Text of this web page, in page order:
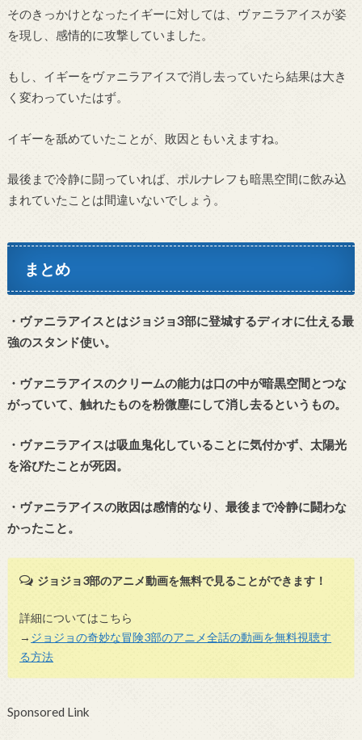
そのきっかけとなったイギーに対しては、ヴァニラアイスが姿
を現し、感情的に攻撃していました。
もし、イギーをヴァニラアイスで消し去っていたら結果は大き
く変わっていたはず。
イギーを舐めていたことが、敗因ともいえますね。
最後まで冷静に闘っていれば、ポルナレフも暗黒空間に飲み込
まれていたことは間違いないでしょう。
まとめ
・ヴァニラアイスとはジョジョ3部に登城するディオに仕える最
強のスタンド使い。
・ヴァニラアイスのクリームの能力は口の中が暗黒空間とつな
がっていて、触れたものを粉微塵にして消し去るというもの。
・ヴァニラアイスは吸血鬼化していることに気付かず、太陽光
を浴びたことが死因。
・ヴァニラアイスの敗因は感情的なり、最後まで冷静に闘わな
かったこと。
ジョジョ3部のアニメ動画を無料で見ることができます！
詳細についてはこちら
→ ジョジョの奇妙な冒険3部のアニメ全話の動画を無料視聴す
る方法
Sponsored Link